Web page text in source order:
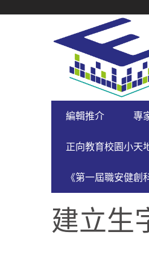
NAVIGATION
PRIMARY
NAVIGATION
編輯推介 專
正向教育校園小天
《第一屆職安健創
建立生